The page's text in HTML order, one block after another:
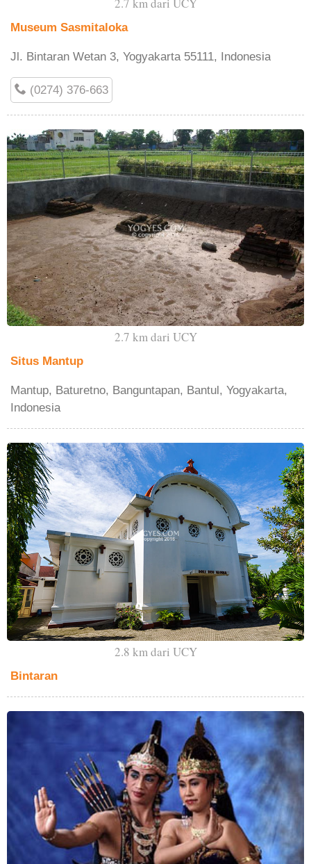
Museum Sasmitaloka
Jl. Bintaran Wetan 3, Yogyakarta 55111, Indonesia
(0274) 376-663
2.7 km dari UCY
Situs Mantup
Mantup, Baturetno, Banguntapan, Bantul, Yogyakarta,
Indonesia
2.8 km dari UCY
Bintaran